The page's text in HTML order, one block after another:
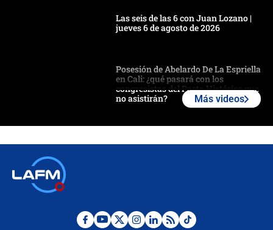
Las seis de las 6 con Juan Lozano |
jueves 6 de agosto de 2026
Posesión de Abelardo De La Espriella
en Cali: ¿qué pasará con los
congresistas del Pacto Histórico que
no asistirán?
¿Por qué De la Espriella gobernará
Más videos